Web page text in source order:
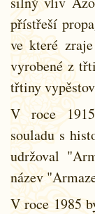
přístřeší
ve které
vyrobené z
třtiny
V roce
souladu s
udržoval
název
V roce 1985